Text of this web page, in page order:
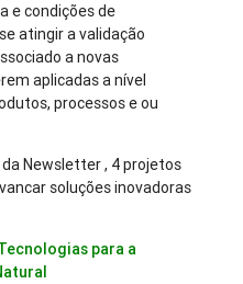
e condições de
atingir a validação
a novas
aplicadas a nível
processos e ou
Newsletter , 4 projetos
soluções inovadoras
para a